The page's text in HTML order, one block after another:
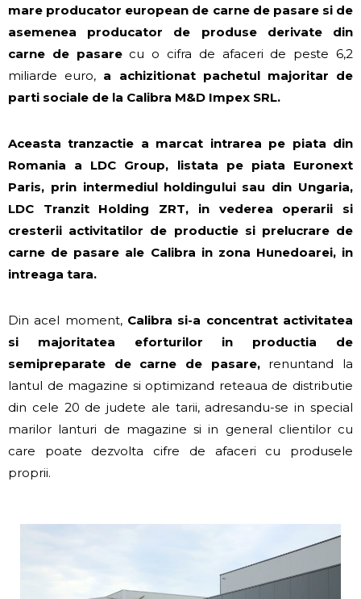
mare producator european de carne de pasare si de
asemenea producator de produse derivate din
carne de pasarecu o cifra de afaceri de peste 6,2
miliarde euro, a achizitionat pachetul majoritar de
parti sociale de la Calibra M&D Impex SRL.
Aceasta tranzactie a marcat intrarea pe piata din
Romania a LDC Group, listata pe piata Euronext
Paris, prin intermediul holdingului sau din Ungaria,
LDC Tranzit Holding ZRT, in vederea operarii si
cresterii activitatilor de productie si prelucrare de
carne de pasare ale Calibra in zona Hunedoarei, in
intreaga tara.
Din acel moment, Calibra si-a concentrat activitatea
si majoritatea eforturilor in productia de
semipreparate de carne de pasare,renuntand la
lantul de magazine si optimizand reteaua de distributie
din cele 20 de judete ale tarii, adresandu-se in special
marilor lanturi de magazine si in general clientilor cu
care poate dezvolta cifre de afaceri cu produsele
proprii.